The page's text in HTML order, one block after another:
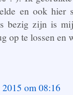
en ook hier
bezig zijn is
op te lossen en
om 08:16